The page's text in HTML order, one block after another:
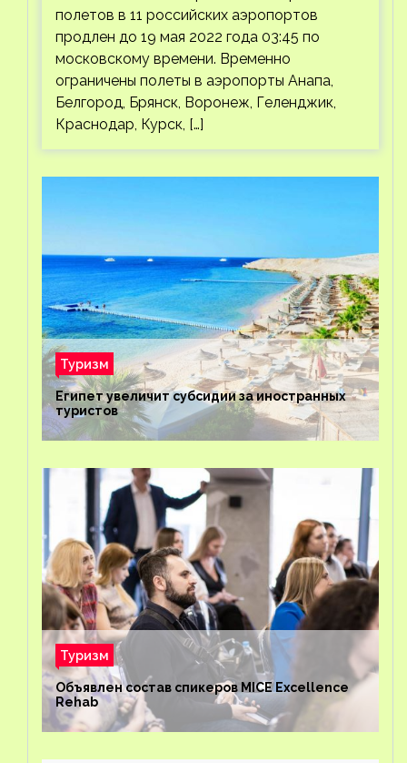
полетов в 11 российских аэропортов
продлен до 19 мая 2022 года 03:45 по
московскому времени. Временно
ограничены полеты в аэропорты Анапа,
Белгород, Брянск, Воронеж, Геленджик,
Краснодар, Курск, […]
Туризм
Египет увеличит субсидии за иностранных
туристов
Туризм
Объявлен состав спикеров MICE Excellence
Rehab